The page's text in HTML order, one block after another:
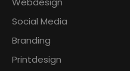
Social Media
Branding
Printdesign